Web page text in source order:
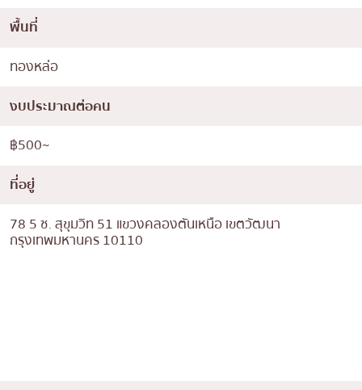
พื้นที่
ทองหล่อ
งบประมาณต่อคน
฿500~
ที่อยู่
78 5 ซ. สุขุมวิท 51 แขวงคลองตันเหนือ เขตวัฒนา
กรุงเทพมหานคร 10110